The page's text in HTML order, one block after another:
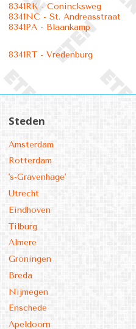
8341RK - Conincksweg
8341NC - St. Andreasstraat
8341PA - Blaankamp
8341RT - Vredenburg
Steden
Amsterdam
Rotterdam
's-Gravenhage'
Utrecht
Eindhoven
Tilburg
Almere
Groningen
Breda
Nijmegen
Enschede
Apeldoorn